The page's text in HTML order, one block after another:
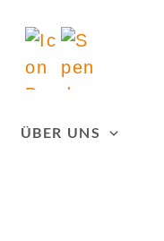
ÜBER UNS